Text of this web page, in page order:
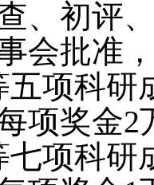
、初评
会批准
五项科研
项奖金2
七项科研